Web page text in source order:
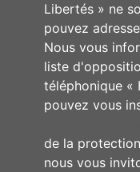
Libertés » ne
pouvez
Nous vous
liste
téléphonique «
pouvez vous
de la
nous vous